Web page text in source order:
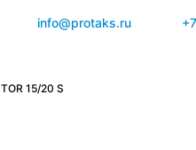
info@protaks.ru
15/20 S